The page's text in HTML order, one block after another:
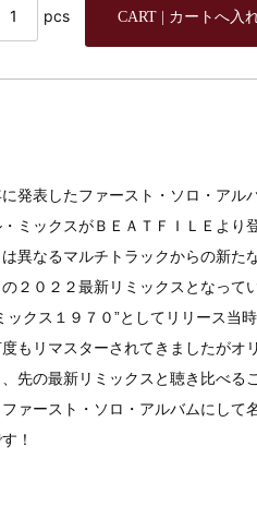
pcs
発表したファースト・ソロ・アル
ミックスがＢＥＡＴＦＩＬＥより
異なるマルチトラックからの新た
２０２２最新リミックスとなって
クス１９７０”としてリリース当
もリマスターされてきましたがオ
先の最新リミックスと聴き比べる
ァースト・ソロ・アルバムにして
！